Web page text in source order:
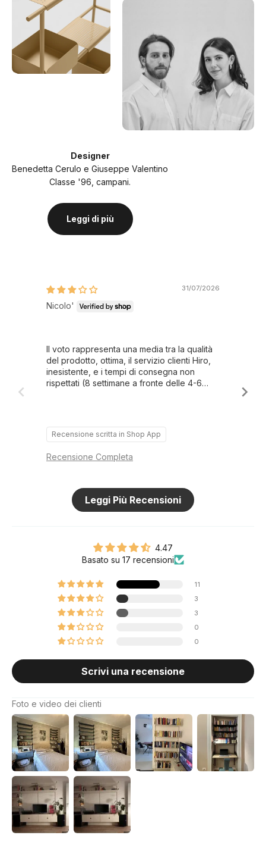
Designer
Benedetta Cerulo e Giuseppe Valentino
Classe '96, campani.
Leggi di più
31/07/2026
Nicolo'
Il voto rappresenta una media tra la qualità
del prodotto, ottima, il servizio clienti Hiro,
inesistente, e i tempi di consegna non
rispettati (8 settimane a fronte delle 4-6
Recensione scritta in Shop App
Recensione Completa
Leggi Più Recensioni
4.47
Basato su 17 recensioni
11
3
3
0
0
Scrivi una recensione
Foto e video dei clienti